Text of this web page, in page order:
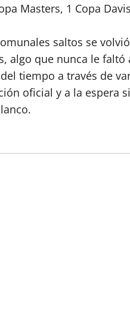
Masters, 1 Copa
saltos se
que nunca le
tiempo a través de
oficial y a la